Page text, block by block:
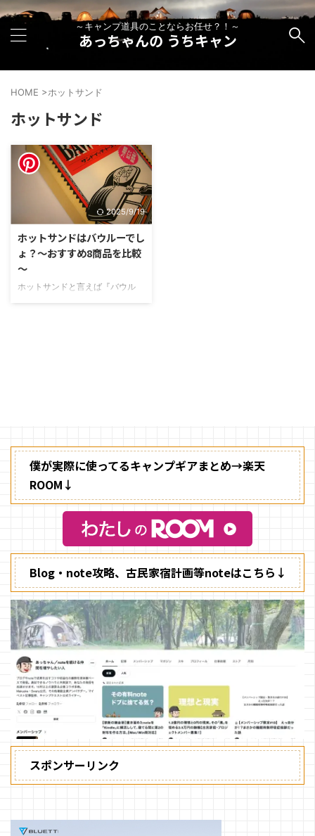
～キャンプ道具のことならお任せ？！～
あっちゃんの うちキャン
HOME >ホットサンド
ホットサンド
2025/9/19
ホットサンドはバウルーでし
ょ？～おすすめ8商品を比較
～
ホットサンドと言えば『バウル
終的には、このバウルーを購入し
たのですが購入するときに悩んだ
他社のホットサンドクッカーの特
徴を見てみたいと思います。 ホ
ットサンドクッカー 比較 朝食
僕が実際に使ってるキャンプギアまとめ→楽天
ROOM↓
Blog・note攻略、古民家宿計画等noteはこちら↓
スポンサーリンク